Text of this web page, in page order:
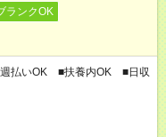
ランクOK
払いOK ■扶養内OK ■日収